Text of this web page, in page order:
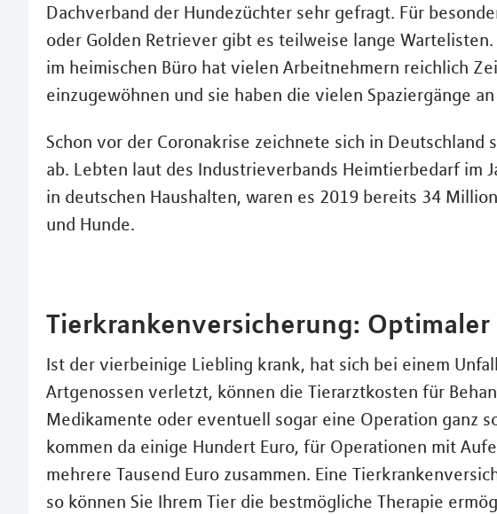
Dachverband der Hundezüchter sehr gefragt. Für
oder Golden Retriever gibt es teilweise lange
im heimischen Büro hat vielen Arbeitnehmern reichlich
einzugewöhnen und sie haben die vielen Spaziergänge
Schon vor der Coronakrise zeichnete sich in Deutschland
ab. Lebten laut des Industrieverbands Heimtierbedarf im
in deutschen Haushalten, waren es 2019 bereits 34
und Hunde.
Tierkrankenversicherung:
Ist der vierbeinige Liebling krank, hat sich bei einem
Artgenossen verletzt, können die Tierarztkosten für
Medikamente oder eventuell sogar eine Operation ganz
kommen da einige Hundert Euro, für Operationen mit
mehrere Tausend Euro zusammen. Eine
so können Sie Ihrem Tier die bestmögliche Therapie